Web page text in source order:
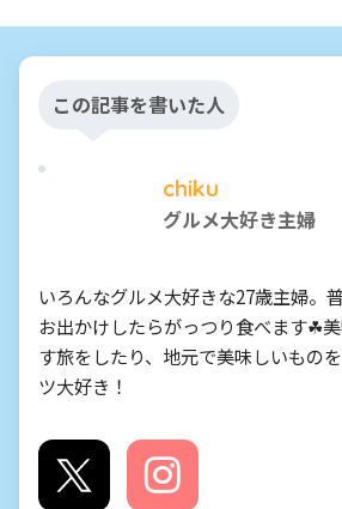
この記事を書いた人
chiku
グルメ大好き主婦
いろんなグルメ大好きな27歳主婦。
お出かけしたらがっつり食べます☘
す旅をしたり、地元で美味しいもの
ツ大好き！